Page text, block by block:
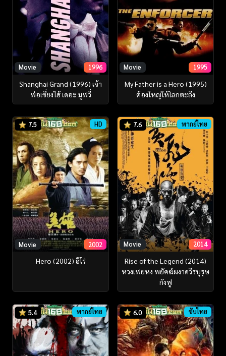
Movie 1996
Shanghai Grand (1996) เจ้า
พ่อเซี่ยงไฮ้ เดอะ มูฟวี่
Movie 1995
My Father is a Hero (1995)
ต้องใหญ่ให้โลกตะลึง
7.5 HD
Movie 2002
Hero (2002) ฮีโร่
7.6 พากย์ไทย
Movie 2014
Rise of the Legend (2014)
หวงเฟยหง พยัคฆ์ผงาดวีรบุรุษ
กังฟู
5.4 พากย์ไทย 6.0 ซับไทย